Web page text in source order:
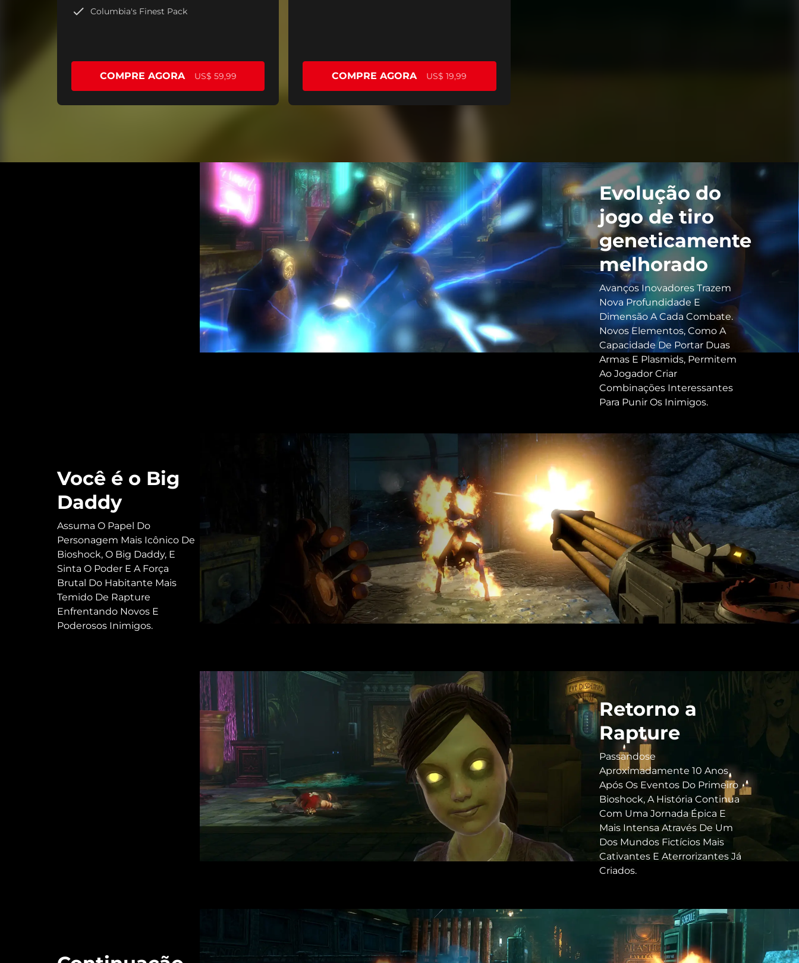
Columbia's Finest Pack
COMPRE AGORA US$ 59,99 COMPRE AGORA US$ 19,99
Evolução do
jogo de tiro
geneticamente
melhorado
Avanços Inovadores Trazem
Nova Profundidade E
Dimensão A Cada Combate.
Novos Elementos, Como A
Capacidade De Portar Duas
Armas E Plasmids, Permitem
Ao Jogador Criar
Combinações Interessantes
Para Punir Os Inimigos.
Você é o Big
Daddy
Assuma O Papel Do
Personagem Mais Icônico De
Bioshock, O Big Daddy, E
Sinta O Poder E A Força
Brutal Do Habitante Mais
Temido De Rapture
Enfrentando Novos E
Poderosos Inimigos.
Retorno a
Rapture
Passandose
Aproximadamente 10 Anos
Após Os Eventos Do Primeiro
Bioshock, A História Continua
Com Uma Jornada Épica E
Mais Intensa Através De Um
Dos Mundos Fictícios Mais
Cativantes E Aterrorizantes Já
Criados.